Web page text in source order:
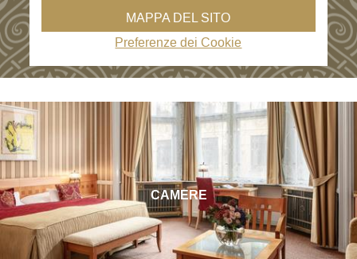
MAPPA DEL SITO
Preferenze dei Cookie
CAMERE